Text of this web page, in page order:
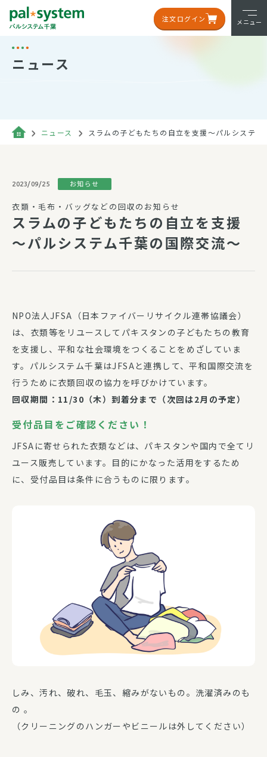
注文ログイン メニュー
ニュース
ニュース スラムの子どもたちの自立を支援～パルシステ
2023/09/25 お知らせ
衣類・毛布・バッグなどの回収のお知らせ
スラムの子どもたちの自立を支援
～パルシステム千葉の国際交流～
NPO法人JFSA（日本ファイバーリサイクル連帯協議会）
は、衣類等をリユースしてパキスタンの子どもたちの教育
を支援し、平和な社会環境をつくることをめざしていま
す。パルシステム千葉はJFSAと連携して、平和国際交流を
行うために衣類回収の協力を呼びかけています。
回収期間：11/30（木）到着分まで （次回は2月の予定）
受付品目をご確認ください！
JFSAに寄せられた衣類などは、パキスタンや国内で全てリ
ユース販売しています。目的にかなった活用をするため
に、受付品目は条件に合うものに限ります。
しみ、汚れ、破れ、毛玉、縮みがないもの。洗濯済みのも
の 。
（クリーニングのハンガーやビニールは外してください）